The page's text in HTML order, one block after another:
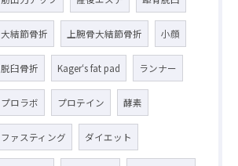
大結節骨折 上腕骨大結節骨折 小顔
脱臼骨折 Kager‘s fat pad ランナー
プロラボ プロテイン 酵素
ファスティング ダイエット